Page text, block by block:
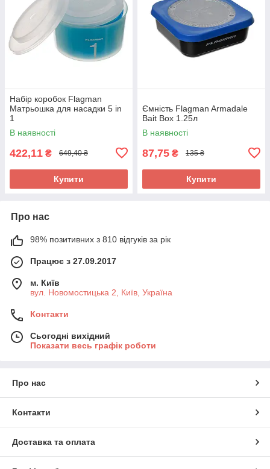
Набір коробок Flagman
Матрьошка для насадки 5 in
1
В наявності
422,11 ₴ 649,40 ₴
Купити
Ємність Flagman Armadale
Bait Box 1.25л
В наявності
87,75 ₴ 135 ₴
Купити
Про нас
98% позитивних з 810 відгуків за рік
Працює з 27.09.2017
м. Київ
вул. Новомостицька 2, Київ, Україна
Контакти
Сьогодні вихідний
Показати весь графік роботи
Про нас
Контакти
Доставка та оплата